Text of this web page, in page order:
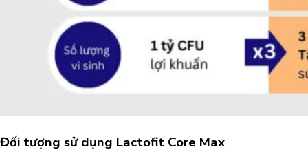
Đối tượng sử dụng Lactofit Core Max